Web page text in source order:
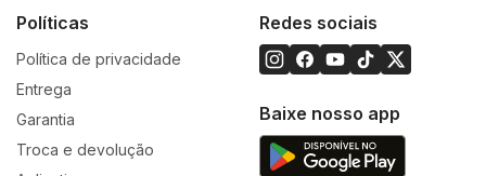
oferecem um som equilibrado, com
woofer de 4” e
, proporcionando graves encorpados,
médios precisos e agudos cristalinos. Seuamplificador
digital
de pressão sonora,
garantindo potência e clareza mesmo em volumes
Políticas
Política de privacidade
Entrega
Garantia
Troca e devolução
Redes sociais
Baixe nosso app